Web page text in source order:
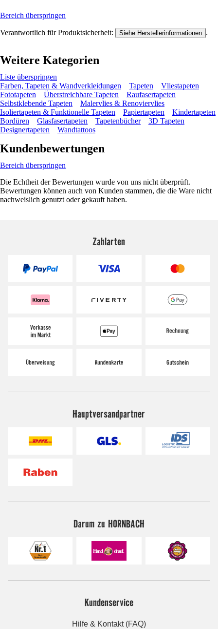
Bereich überspringen
Verantwortlich für Produktsicherheit: Siehe Herstellerinformationen .
Weitere Kategorien
Liste überspringen
Farben, Tapeten & Wandverkleidungen
Tapeten
Vliestapeten
Fototapeten
Überstreichbare Tapeten
Raufasertapeten
Selbstklebende Tapeten
Malervlies & Renoviervlies
Isoliertapeten & Funktionelle Tapeten
Papiertapeten
Kindertapeten
Bordüren
Glasfasertapeten Tapetenbücher
3D Tapeten
Designertapeten
Wandtattoos
Kundenbewertungen
Bereich überspringen
Die Echtheit der Bewertungen wurde von uns nicht überprüft.
Bewertungen können auch von Kunden stammen, die die Ware nicht
nachweislich genutzt oder gekauft haben.
Zahlarten
Hauptversandpartner
Darum zu HORNBACH
Kundenservice
Hilfe & Kontakt (FAQ)